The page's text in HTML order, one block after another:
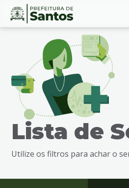
Ir
busca
Ir
Conteúdo
Lista de
Utilize os filtros para achar o